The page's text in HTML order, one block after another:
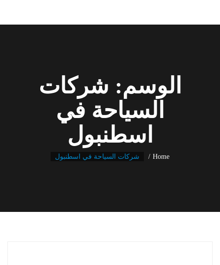
الوسم: شركات
السياحة في
اسطنبول
Home شركات السياحة في اسطنبول